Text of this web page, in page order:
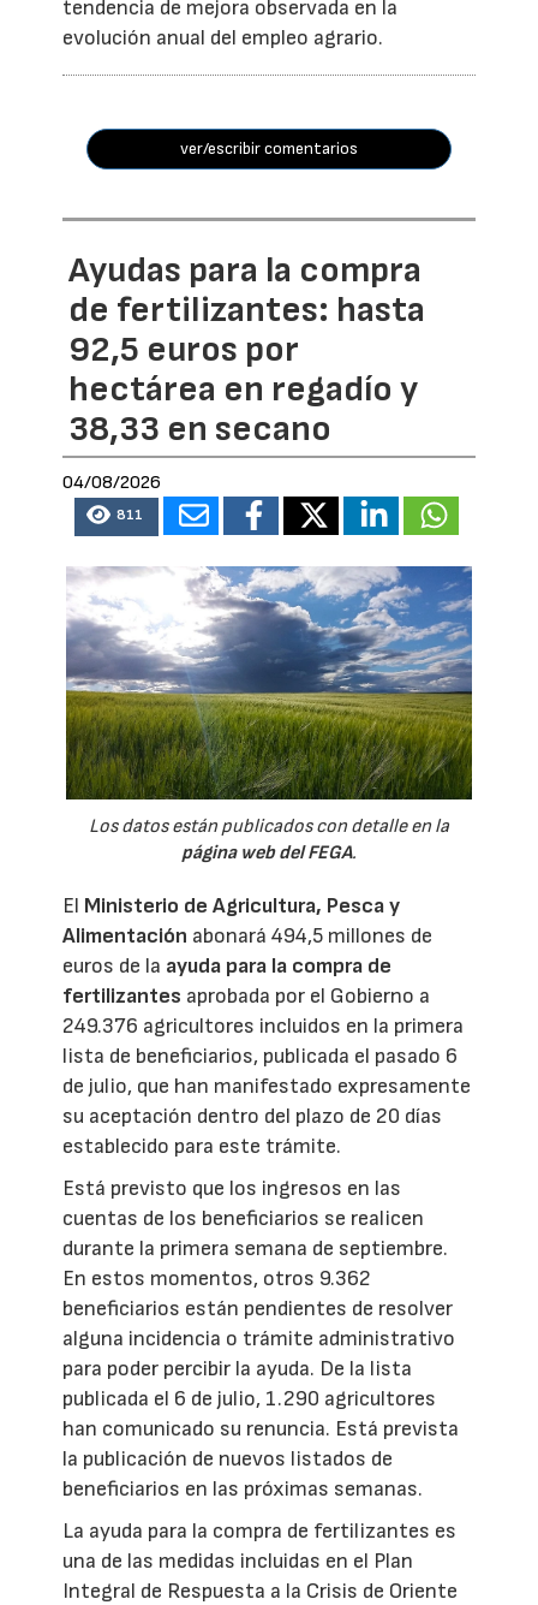
tendencia de mejora observada en la
evolución anual del empleo agrario.
ver/escribir comentarios
Ayudas para la compra
de fertilizantes: hasta
92,5 euros por
hectárea en regadío y
38,33 en secano
04/08/2026
811
Los datos están publicados con detalle en la
página web del FEGA.
El Ministerio de Agricultura, Pesca y
Alimentación abonará 494,5 millones de
euros de la ayuda para la compra de
fertilizantes aprobada por el Gobierno a
249.376 agricultores incluidos en la primera
lista de beneficiarios, publicada el pasado 6
de julio, que han manifestado expresamente
su aceptación dentro del plazo de 20 días
establecido para este trámite.
Está previsto que los ingresos en las
cuentas de los beneficiarios se realicen
durante la primera semana de septiembre.
En estos momentos, otros 9.362
beneficiarios están pendientes de resolver
alguna incidencia o trámite administrativo
para poder percibir la ayuda. De la lista
publicada el 6 de julio, 1.290 agricultores
han comunicado su renuncia. Está prevista
la publicación de nuevos listados de
beneficiarios en las próximas semanas.
La ayuda para la compra de fertilizantes es
una de las medidas incluidas en el Plan
Integral de Respuesta a la Crisis de Oriente